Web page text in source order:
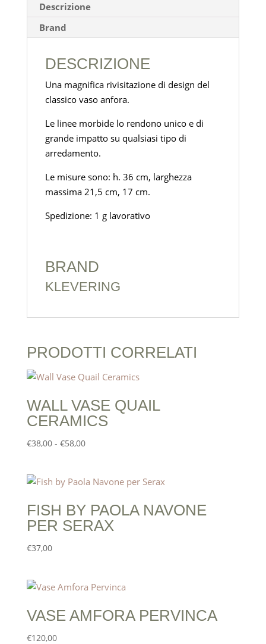
Descrizione
Brand
DESCRIZIONE
Una magnifica rivisitazione di design del
classico vaso anfora.
Le linee morbide lo rendono unico e di
grande impatto su qualsiasi tipo di
arredamento.
Le misure sono: h. 36 cm, larghezza
massima 21,5 cm, 17 cm.
Spedizione: 1 g lavorativo
BRAND
KLEVERING
PRODOTTI CORRELATI
WALL VASE QUAIL
CERAMICS
€38,00 - €58,00Fascia
da
€58,00
FISH BY PAOLA NAVONE
PER SERAX
€37,00
VASE AMFORA PERVINCA
€120,00